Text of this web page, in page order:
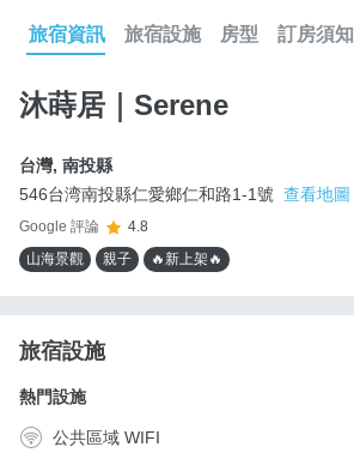
旅宿資訊 旅宿設施 房型 訂房須知
沐蒔居｜Serene
台灣, 南投縣
546台湾南投縣仁愛鄉仁和路1-1號 查看地圖
Google 評論
4.8
山海景觀
親子 🔥新上架🔥
旅宿設施
熱門設施
公共區域 WIFI